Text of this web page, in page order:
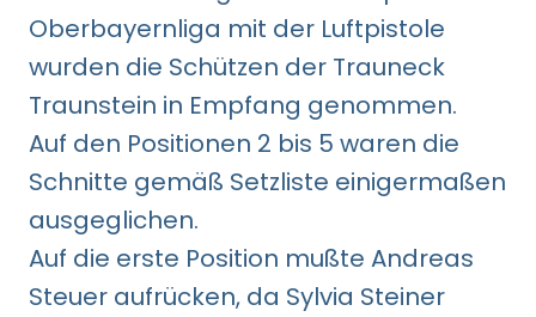
Oberbayernliga mit der Luftpistole
wurden die Schützen der Trauneck
Traunstein in Empfang genommen.
Auf den Positionen 2 bis 5 waren die
Schnitte gemäß Setzliste einigermaßen
ausgeglichen.
Auf die erste Position mußte Andreas
Steuer aufrücken, da Sylvia Steiner